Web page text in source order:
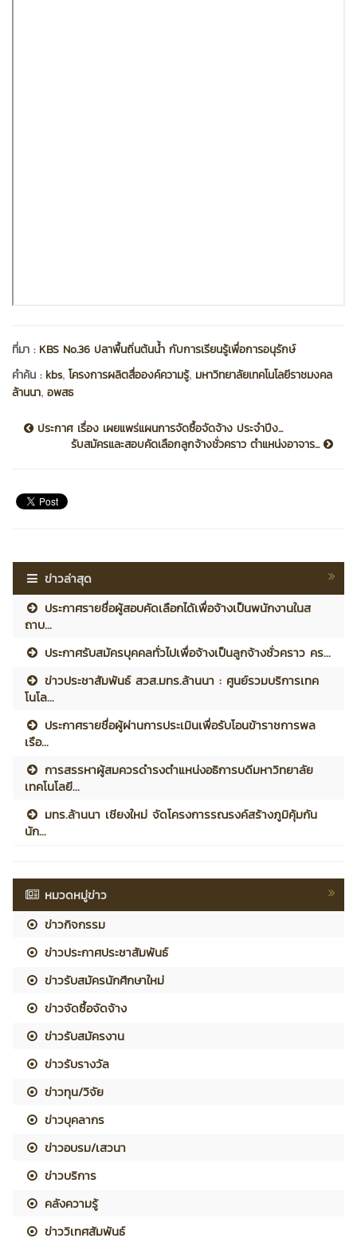
ที่มา : KBS No.36 ปลาพื้นถิ่นต้นน้ำ กับการเรียนรู้เพื่อการอนุรักษ์
คำค้น : kbs, โครงการผลิตสื่อองค์ความรู้, มหาวิทยาลัยเทคโนโลยีราชมงคล
ล้านนา, อพสธ
ประกาศ เรื่อง เผยแพร่แผนการจัดซื้อจัดจ้าง ประจำปีง...
รับสมัครและสอบคัดเลือกลูกจ้างชั่วคราว ตำแหน่งอาจาร...
ข่าวล่าสุด
ประกาศรายชื่อผู้สอบคัดเลือกได้เพื่อจ้างเป็นพนักงานในส
ถาบ...
ประกาศรับสมัครบุคคลทั่วไปเพื่อจ้างเป็นลูกจ้างชั่วคราว คร...
ข่าวประชาสัมพันธ์ สวส.มทร.ล้านนา : ศูนย์รวมบริการเทค
โนโล...
ประกาศรายชื่อผู้ผ่านการประเมินเพื่อรับโอนข้าราชการพล
เรือ...
การสรรหาผู้สมควรดำรงตำแหน่งอธิการบดีมหาวิทยาลัย
เทคโนโลยี...
มทร.ล้านนา เชียงใหม่ จัดโครงการรณรงค์สร้างภูมิคุ้มกัน
นัก...
หมวดหมู่ข่าว
ข่าวกิจกรรม
ข่าวประกาศประชาสัมพันธ์
ข่าวรับสมัครนักศึกษาใหม่
ข่าวจัดซื้อจัดจ้าง
ข่าวรับสมัครงาน
ข่าวรับรางวัล
ข่าวทุน/วิจัย
ข่าวบุคลากร
ข่าวอบรม/เสวนา
ข่าวบริการ
คลังความรู้
ข่าววิเทศสัมพันธ์